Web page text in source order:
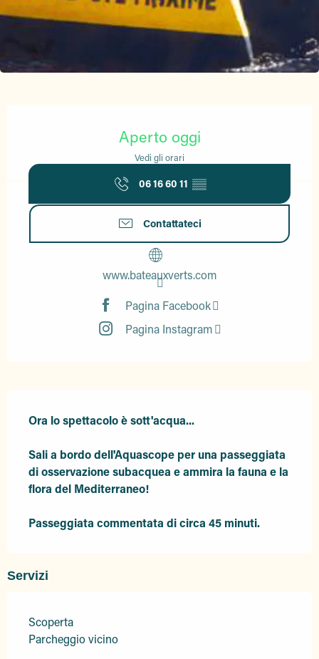
Aperto oggi
Vedi gli orari
06 16 60 11 ▒▒
Contattateci
www.bateauxverts.com
Pagina Facebook
Pagina Instagram
Ora lo spettacolo è sott'acqua...
Sali a bordo dell'Aquascope per una passeggiata
di osservazione subacquea e ammira la fauna e la
flora del Mediterraneo!
Passeggiata commentata di circa 45 minuti.
Servizi
Scoperta
Parcheggio vicino